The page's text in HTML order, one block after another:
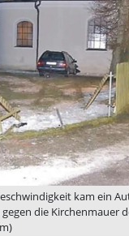
kam ein
die Kirchenmauer